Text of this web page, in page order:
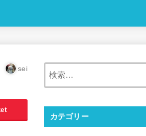
sei
カテゴリー